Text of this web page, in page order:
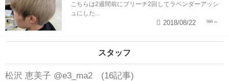
こちらは2週間前にブリーチ2回してラベンダーアッシ
ュにした...
594
2018/08/22
スタッフ
松沢 恵美子 @e3_ma2 (16記事)